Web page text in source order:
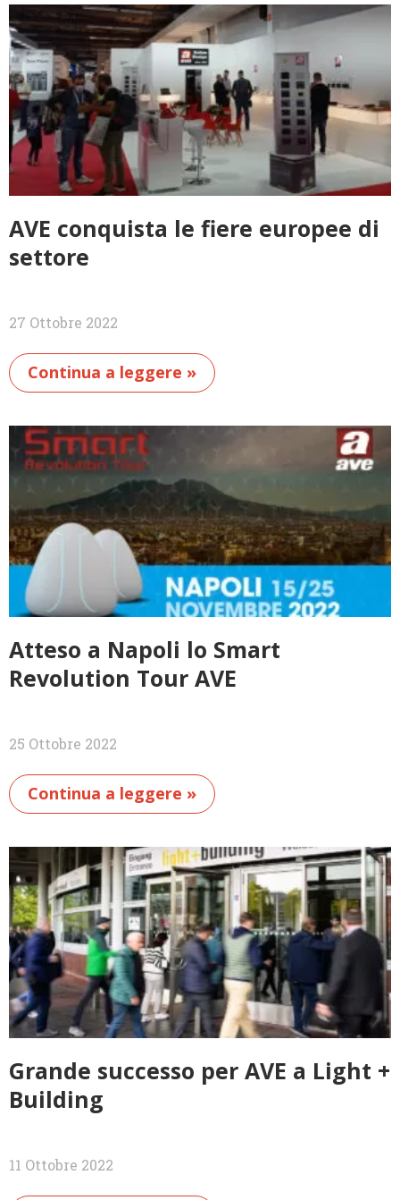
AVE conquista le fiere europee di
settore
27 Ottobre 2022
Continua a leggere »
Atteso a Napoli lo Smart
Revolution Tour AVE
25 Ottobre 2022
Continua a leggere »
Grande successo per AVE a Light +
Building
11 Ottobre 2022